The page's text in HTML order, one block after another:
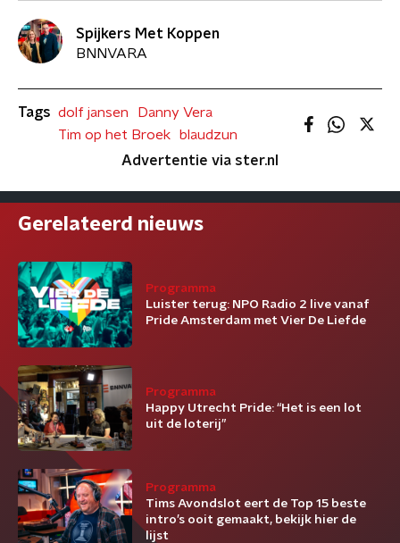
Spijkers Met Koppen
BNNVARA
Tags dolf jansen
Danny Vera
Tim op het Broek
blaudzun
Advertentie via ster.nl
Gerelateerd nieuws
Programma
Luister terug: NPO Radio 2 live vanaf
Pride Amsterdam met Vier De Liefde
Programma
Happy Utrecht Pride: “Het is een lot
uit de loterij”
Programma
Tims Avondslot eert de Top 15 beste
intro’s ooit gemaakt, bekijk hier de
lijst